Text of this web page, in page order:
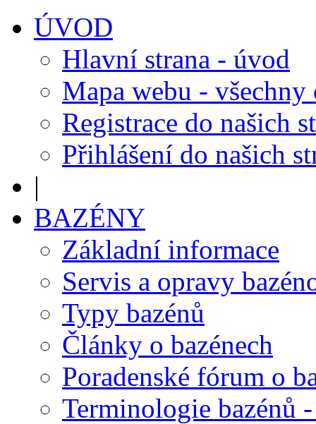
ÚVOD
Hlavní strana - úvod
Mapa webu - všechny
Registrace do našich
Přihlášení do našich
|
BAZÉNY
Základní informace
Servis a opravy
Typy bazénů
Články o bazénech
Poradenské fórum o
Terminologie bazénů